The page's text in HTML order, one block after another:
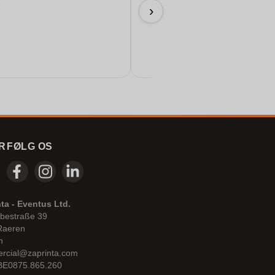
Meget smukke farver
09/07/2026
›
FØLG OS
- Eventus Ltd.
39